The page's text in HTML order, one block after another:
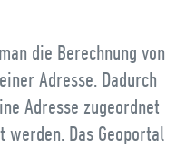
die Berechnung von
Adresse. Dadurch
Adresse zugeordnet
Das Geoportal